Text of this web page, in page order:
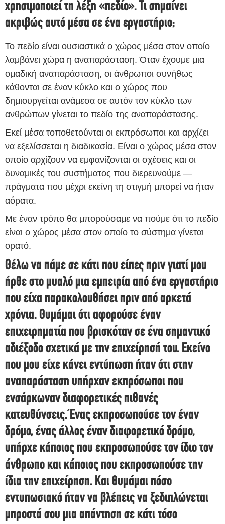
χρησιμοποιεί τη λέξη «πεδίο». Τι σημαίνει
ακριβώς αυτό μέσα σε ένα εργαστήριο;
Το πεδίο είναι ουσιαστικά ο χώρος μέσα στον οποίο
λαμβάνει χώρα η αναπαράσταση. Όταν έχουμε μια
ομαδική αναπαράσταση, οι άνθρωποι συνήθως
κάθονται σε έναν κύκλο και ο χώρος που
δημιουργείται ανάμεσα σε αυτόν τον κύκλο των
ανθρώπων γίνεται το πεδίο της αναπαράστασης.
Εκεί μέσα τοποθετούνται οι εκπρόσωποι και αρχίζει
να εξελίσσεται η διαδικασία. Είναι ο χώρος μέσα στον
οποίο αρχίζουν να εμφανίζονται οι σχέσεις και οι
δυναμικές του συστήματος που διερευνούμε —
πράγματα που μέχρι εκείνη τη στιγμή μπορεί να ήταν
αόρατα.
Με έναν τρόπο θα μπορούσαμε να πούμε ότι το πεδίο
είναι ο χώρος μέσα στον οποίο το σύστημα γίνεται
ορατό.
Θέλω να πάμε σε κάτι που είπες πριν γιατί μου
ήρθε στο μυαλό μια εμπειρία από ένα εργαστήριο
που είχα παρακολουθήσει πριν από αρκετά
χρόνια. Θυμάμαι ότι αφορούσε έναν
επιχειρηματία που βρισκόταν σε ένα σημαντικό
αδιέξοδο σχετικά με την επιχείρησή του. Εκείνο
που μου είχε κάνει εντύπωση ήταν ότι στην
αναπαράσταση υπήρχαν εκπρόσωποι που
ενσάρκωναν διαφορετικές πιθανές
κατευθύνσεις. Ένας εκπροσωπούσε τον έναν
δρόμο, ένας άλλος έναν διαφορετικό δρόμο,
υπήρχε κάποιος που εκπροσωπούσε τον ίδιο τον
άνθρωπο και κάποιος που εκπροσωπούσε την
ίδια την επιχείρηση. Και θυμάμαι πόσο
εντυπωσιακό ήταν να βλέπεις να ξεδιπλώνεται
μπροστά σου μια απάντηση σε κάτι τόσο